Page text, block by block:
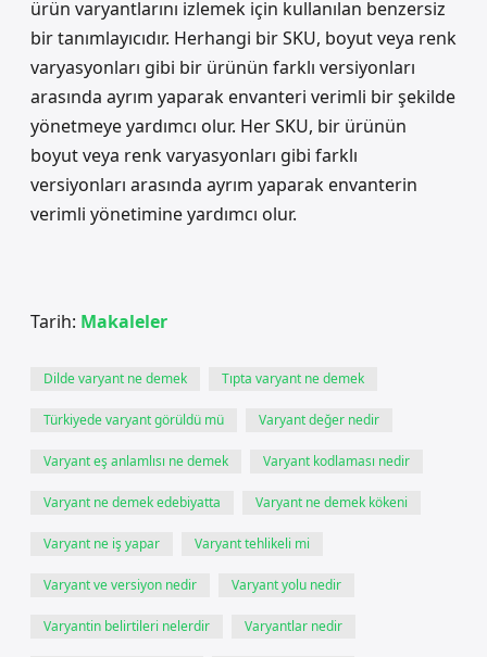
ürün varyantlarını izlemek için kullanılan benzersiz
bir tanımlayıcıdır. Herhangi bir SKU, boyut veya renk
varyasyonları gibi bir ürünün farklı versiyonları
arasında ayrım yaparak envanteri verimli bir şekilde
yönetmeye yardımcı olur. Her SKU, bir ürünün
boyut veya renk varyasyonları gibi farklı
versiyonları arasında ayrım yaparak envanterin
verimli yönetimine yardımcı olur.
Tarih: Makaleler
Dilde varyant ne demek Tıpta varyant ne demek
Türkiyede varyant görüldü mü Varyant değer nedir
Varyant eş anlamlısı ne demek Varyant kodlaması nedir
Varyant ne demek edebiyatta Varyant ne demek kökeni
Varyant ne iş yapar Varyant tehlikeli mi
Varyant ve versiyon nedir Varyant yolu nedir
Varyantin belirtileri nelerdir Varyantlar nedir